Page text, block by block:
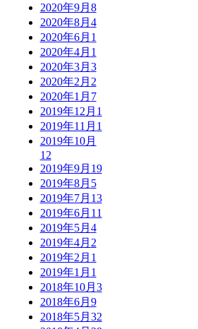
2020年9月 8
2020年8月 4
2020年6月 1
2020年4月 1
2020年3月 3
2020年2月 2
2020年1月 7
2019年12月 1
2019年11月 1
2019年10月
12
2019年9月 19
2019年8月 5
2019年7月 13
2019年6月 11
2019年5月 4
2019年4月 2
2019年2月 1
2019年1月 1
2018年10月 3
2018年6月 9
2018年5月 32